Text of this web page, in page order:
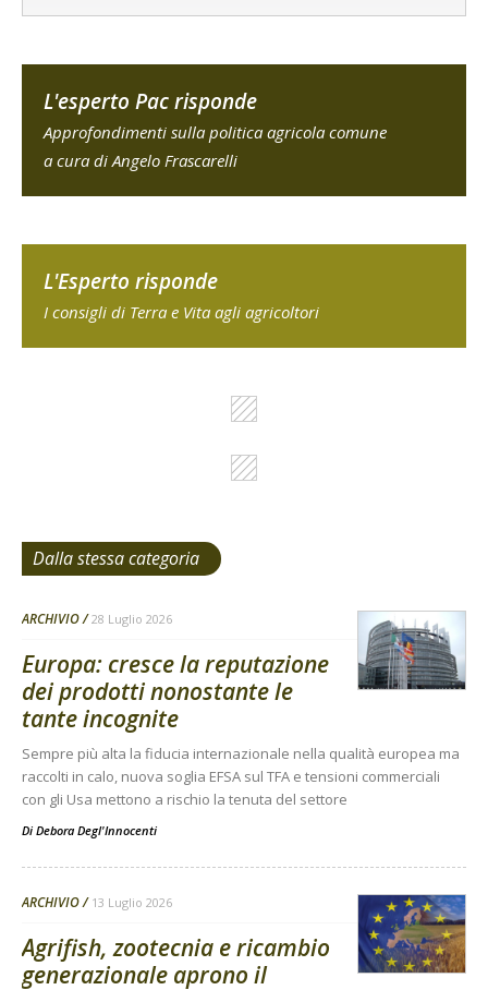
L'esperto Pac risponde
Approfondimenti sulla politica agricola comune
a cura di Angelo Frascarelli
L'Esperto risponde
I consigli di Terra e Vita agli agricoltori
Dalla stessa categoria
ARCHIVIO 28 Luglio 2026
Europa: cresce la reputazione
dei prodotti nonostante le
tante incognite
Sempre più alta la fiducia internazionale nella qualità europea ma
raccolti in calo, nuova soglia EFSA sul TFA e tensioni commerciali
con gli Usa mettono a rischio la tenuta del settore
Di Debora Degl'Innocenti
ARCHIVIO 13 Luglio 2026
Agrifish, zootecnia e ricambio
generazionale aprono il